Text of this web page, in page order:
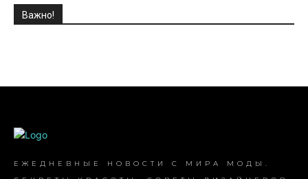
Важно!
ЕЖЕДНЕВНЫЕ НОВОСТИ С МИРА МОДЫ.